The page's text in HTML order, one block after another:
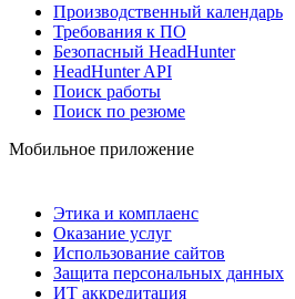
Производственный календарь
Требования к ПО
Безопасный HeadHunter
HeadHunter API
Поиск работы
Поиск по резюме
Мобильное приложение
Этика и комплаенс
Оказание услуг
Использование сайтов
Защита персональных данных
ИТ аккредитация